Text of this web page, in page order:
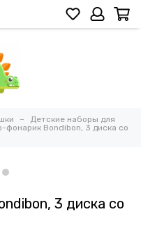
Детские наборы для
фонарик Bondibon, 3 диска со
3 диска со